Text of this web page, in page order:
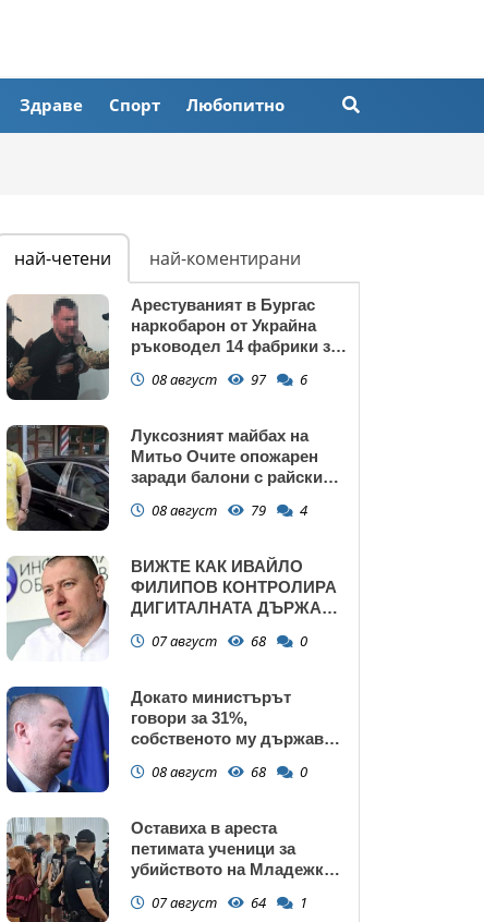
Здраве Спорт Любопитно
най-четени най-коментирани
Арестуваният в Бургас
наркобарон от Украйна
ръководел 14 фабрики за
08 август 97 6
Луксозният майбах на
Митьо Очите опожарен
заради балони с райски
08 август 79 4
ВИЖТЕ КАК ИВАЙЛО
ФИЛИПОВ КОНТРОЛИРА
ДИГИТАЛНАТА ДЪРЖАВА
ПРАВИТЕЛСТВОТО?
07 август 68 0
Докато министърът
говори за 31%,
собственото му държавно
крадецът вика дръжте
08 август 68 0
Оставиха в ареста
петимата ученици за
убийството на Младежкия
час, гаврили се с него и го
07 август 64 1